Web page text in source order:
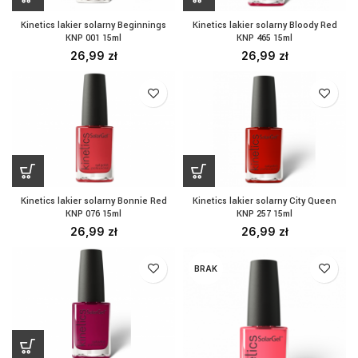
Kinetics lakier solarny Beginnings
KNP 001 15ml
26,99 zł
Kinetics lakier solarny Bloody Red
KNP 465 15ml
26,99 zł
Kinetics lakier solarny Bonnie Red
KNP 076 15ml
26,99 zł
Kinetics lakier solarny City Queen
KNP 257 15ml
26,99 zł
BRAK